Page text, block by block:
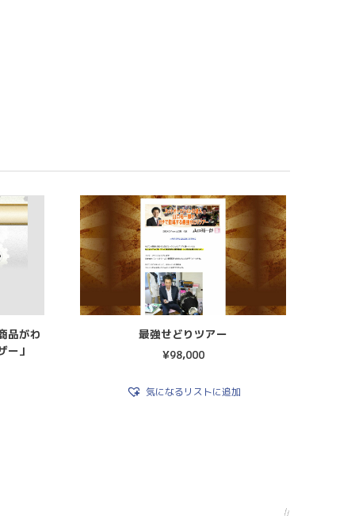
品がわ
ー」
最強せどりツアー
¥98,000
気になるリストに追加